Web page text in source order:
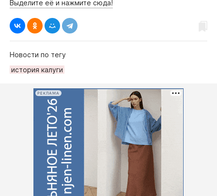
Выделите её и нажмите сюда!
Новости по тегу
история калуги
РЕКЛАМА